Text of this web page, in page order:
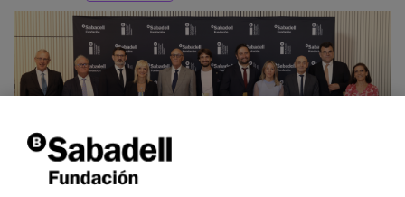
La Fundació Banc Sabadell reconeix a dos
investigadors en els àmbits de l’edició del